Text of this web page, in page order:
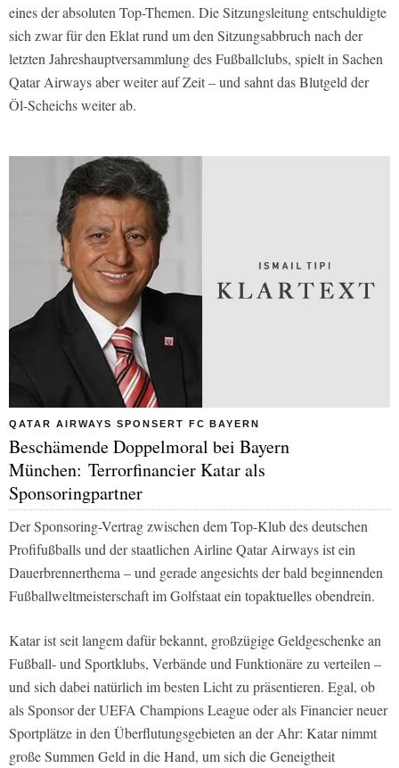
eines der absoluten Top-Themen. Die Sitzungsleitung entschuldigte
sich zwar für den Eklat rund um den Sitzungsabbruch nach der
letzten Jahreshauptversammlung des Fußballclubs, spielt in Sachen
Qatar Airways aber weiter auf Zeit – und sahnt das Blutgeld der
Öl-Scheichs weiter ab.
QATAR AIRWAYS SPONSERT FC BAYERN
Beschämende Doppelmoral bei Bayern
München: Terrorfinancier Katar als
Sponsoringpartner
Der Sponsoring-Vertrag zwischen dem Top-Klub des deutschen
Profifußballs und der staatlichen Airline Qatar Airways ist ein
Dauerbrennerthema – und gerade angesichts der bald beginnenden
Fußballweltmeisterschaft im Golfstaat ein topaktuelles obendrein.
Katar ist seit langem dafür bekannt, großzügige Geldgeschenke an
Fußball- und Sportklubs, Verbände und Funktionäre zu verteilen –
und sich dabei natürlich im besten Licht zu präsentieren. Egal, ob
als Sponsor der UEFA Champions League oder als Financier neuer
Sportplätze in den Überflutungsgebieten an der Ahr: Katar nimmt
große Summen Geld in die Hand, um sich die Geneigtheit